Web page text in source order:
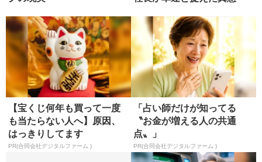
【宝くじ何年も買って一度
も当たらない人へ】原因、
はっきりしてます
PR(合同会社デジタルファーム )
「占い師だけが知ってる
〝お金が増える人の共通
点〟」
PR(合同会社デジタルファーム )